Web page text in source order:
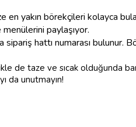
yakın börekçileri kolayca
paylaşıyor.
hattı numarası bulunur.
de taze ve sıcak olduğunda
da unutmayın!